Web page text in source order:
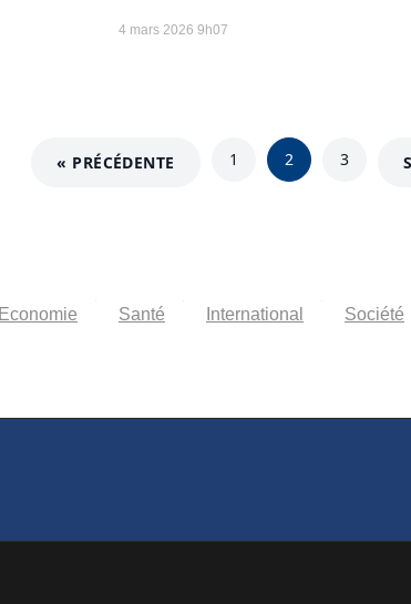
4 mars 2026 9h07
« PRÉCÉDENTE 1 2 3
Economie Santé International Société